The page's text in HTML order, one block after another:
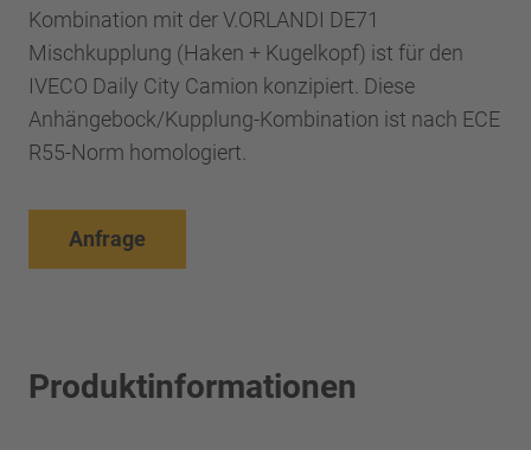
Kombination mit der V.ORLANDI DE71
Mischkupplung (Haken + Kugelkopf) ist für den
IVECO Daily City Camion konzipiert. Diese
Anhängebock/Kupplung-Kombination ist nach ECE
R55-Norm homologiert.
Anfrage
Produktinformationen